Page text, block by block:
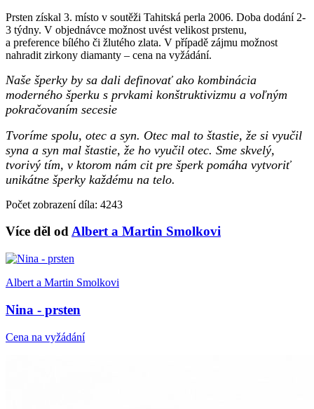
Prsten získal 3. místo v soutěži Tahitská perla 2006. Doba dodání 2-
3 týdny. V objednávce možnost uvést velikost prstenu,
a preference bílého či žlutého zlata. V případě zájmu možnost
nahradit zirkony diamanty – cena na vyžádání.
Naše šperky by sa dali definovať ako kombinácia
moderného šperku s prvkami konštruktivizmu a voľným
pokračovaním secesie
Tvoríme spolu, otec a syn. Otec mal to štastie, že si vyučil
syna a syn mal štastie, že ho vyučil otec. Sme skvelý,
tvorivý tím, v ktorom nám cit pre šperk pomáha vytvoriť
unikátne šperky každému na telo.
Počet zobrazení díla: 4243
Více děl odAlbert a Martin Smolkovi
Albert a Martin Smolkovi
Nina - prsten
Cena na vyžádání